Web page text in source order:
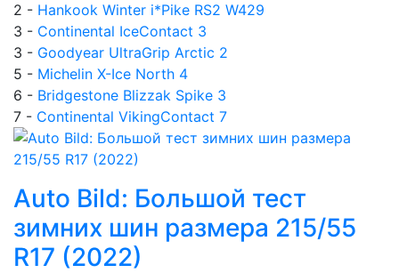
2 - Hankook Winter i*Pike RS2 W429
3 - Continental IceContact 3
3 - Goodyear UltraGrip Arctic 2
5 - Michelin X-Ice North 4
6 - Bridgestone Blizzak Spike 3
7 - Continental VikingContact 7
Auto Bild: Большой тест
зимних шин размера 215/55
R17 (2022)